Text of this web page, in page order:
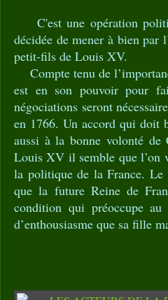
C'est une opération
décidée de mener à bien par
petit-fils de Louis XV.
Compte tenu de
est en son pouvoir pour
négociations seront
en 1766. Un accord qui doit
aussi à la bonne volonté
Louis XV il semble que
la politique de la France. Le
que la future Reine de
condition qui préoccupe
d’enthousiasme que sa fille